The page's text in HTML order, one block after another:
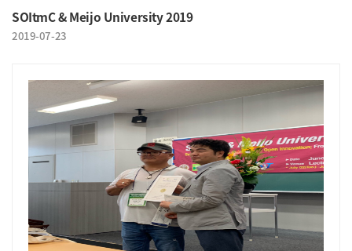
SOItmC & Meijo University 2019
2019-07-23